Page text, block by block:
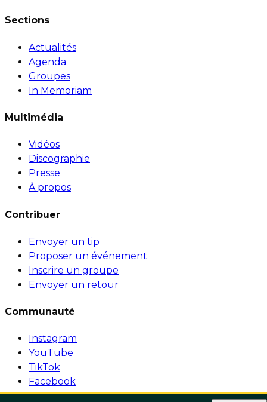
Sections
Actualités
Agenda
Groupes
In Memoriam
Multimédia
Vidéos
Discographie
Presse
À propos
Contribuer
Envoyer un tip
Proposer un événement
Inscrire un groupe
Envoyer un retour
Communauté
Instagram
YouTube
TikTok
Facebook